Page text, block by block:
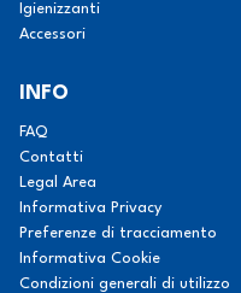
Igienizzanti
Accessori
INFO
FAQ
Contatti
Legal Area
Informativa Privacy
Preferenze di tracciamento
Informativa Cookie
Condizioni generali di utilizzo